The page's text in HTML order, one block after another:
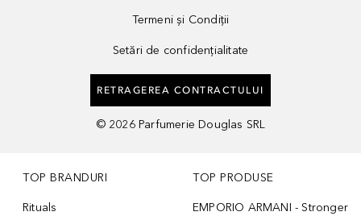
Termeni și Condiții
Setări de confidențialitate
RETRAGEREA CONTRACTULUI
© 2026 Parfumerie Douglas SRL
TOP BRANDURI
Rituals
TOP PRODUSE
EMPORIO ARMANI - Stronger